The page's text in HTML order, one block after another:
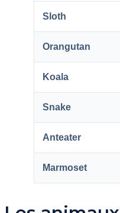
Sloth
Orangutan
Koala
Snake
Anteater
Marmoset